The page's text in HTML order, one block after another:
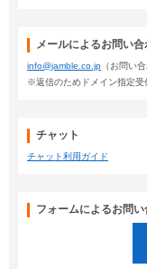
メールによるお問い合
info@jamble.co.jp （お問い
※返信のためドメイン指定受
チャット
チャット利用ガイド
フォームによるお問い